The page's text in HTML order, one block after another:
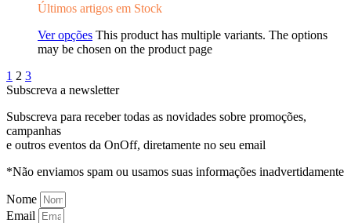
Últimos artigos em Stock
Ver opções This product has multiple variants. The options
may be chosen on the product page
1 2 3
Subscreva a newsletter
Subscreva para receber todas as novidades sobre promoções,
campanhas
e outros eventos da OnOff, diretamente no seu email
*Não enviamos spam ou usamos suas informações inadvertidamente
Nome
Email